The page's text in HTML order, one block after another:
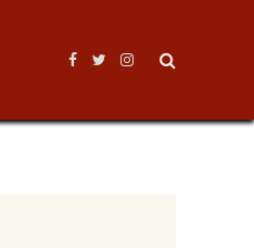
Facebook
TwitterInstagram